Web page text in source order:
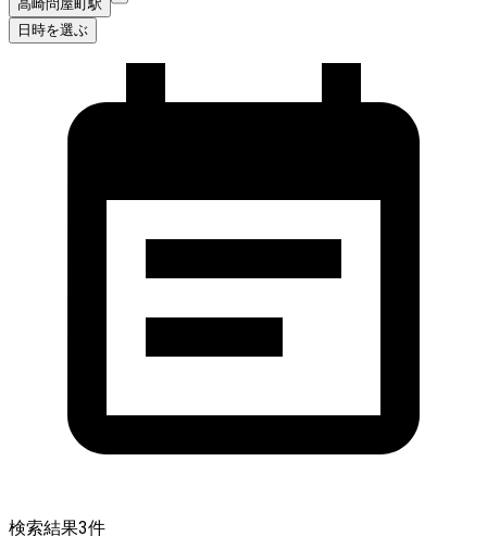
高崎問屋町駅
日時を選ぶ
検索結果3件